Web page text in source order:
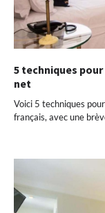
5 techniques
net
Voici 5 techniques
français, avec une